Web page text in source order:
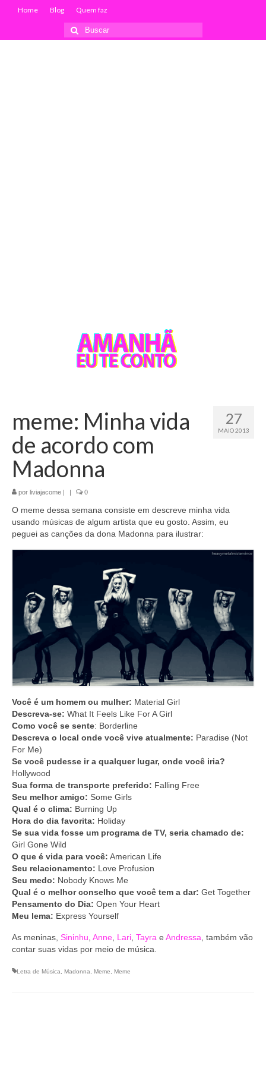
Home Blog Quem faz
Buscar
por:
27
MAIO 2013
meme: Minha vida
de acordo com
Madonna
por liviajacome | | 0
O meme dessa semana consiste em descreve minha vida
usando músicas de algum artista que eu gosto. Assim, eu
peguei as canções da dona Madonna para ilustrar:
Você é um homem ou mulher: Material Girl
Descreva-se: What It Feels Like For A Girl
Como você se sente: Borderline
Descreva o local onde você vive atualmente: Paradise (Not
For Me)
Se você pudesse ir a qualquer lugar, onde você iria?
Hollywood
Sua forma de transporte preferido: Falling Free
Seu melhor amigo: Some Girls
Qual é o clima: Burning Up
Hora do dia favorita: Holiday
Se sua vida fosse um programa de TV, seria chamado de:
Girl Gone Wild
O que é vida para você: American Life
Seu relacionamento: Love Profusion
Seu medo: Nobody Knows Me
Qual é o melhor conselho que você tem a dar: Get Together
Pensamento do Dia: Open Your Heart
Meu lema: Express Yourself
As meninas, Sininhu Anne Lari Tayra e Andressa , também vão
contar suas vidas por meio de música.
Letra de Música Madonna Meme Meme